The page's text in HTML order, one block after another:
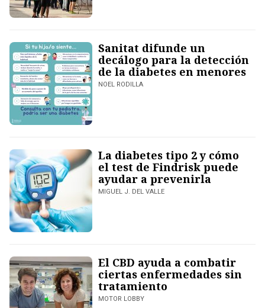
Sanitat difunde un
decálogo para la detección
de la diabetes en menores
NOEL RODILLA
La diabetes tipo 2 y cómo
el test de Findrisk puede
ayudar a prevenirla
MIGUEL J. DEL VALLE
El CBD ayuda a combatir
ciertas enfermedades sin
tratamiento
MOTOR LOBBY